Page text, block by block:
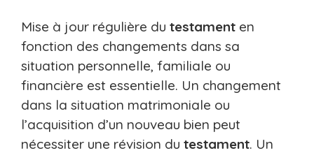
Mise à jour régulière du testament en
fonction des changements dans sa
situation personnelle, familiale ou
financière est essentielle. Un changement
dans la situation matrimoniale ou
l’acquisition d’un nouveau bien peut
nécessiter une révision du testament. Un